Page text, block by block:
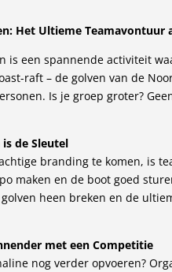
Het Ultieme Teamavontuur
is een spannende activiteit
raft – de golven van de
Is je groep groter?
de Sleutel
branding te komen, is
maken en de boot goed
heen breken en de
met een Competitie
nog verder opvoeren?